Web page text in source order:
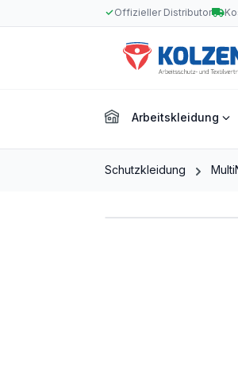
Hauptinhalt springen
Zur Suche springen
Zur Hauptnavigation springen
Offizieller Distributor
Arbeitskleidung
Schutzkleidung